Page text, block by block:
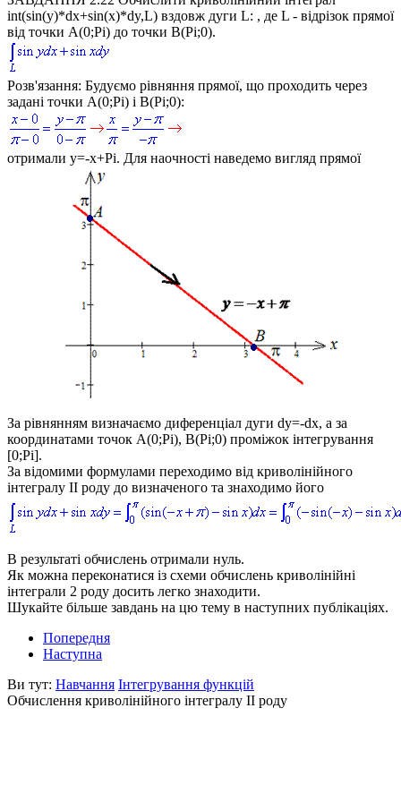
int(sin(y)*dx+sin(x)*dy,L) вздовж дуги L: , де L - відрізок прямої
від точки A(0;Pi) до точки B(Pi;0).
Розв'язання: Будуємо рівняння прямої, що проходить через
задані точки A(0;Pi) і B(Pi;0):
отримали y=-x+Pi. Для наочності наведемо вигляд прямої
За рівнянням визначаємо диференціал дуги dy=-dx, а за
координатами точок A(0;Pi), B(Pi;0) проміжок інтегрування
[0;Pi].
За відомими формулами переходимо від криволінійного
інтегралу ІІ роду до визначеного та знаходимо його
В результаті обчислень отримали нуль.
Як можна переконатися із схеми обчислень криволінійні
інтеграли 2 роду досить легко знаходити.
Шукайте більше завдань на цю тему в наступних публікаціях.
Попередня
Наступна
Ви тут: Навчання Інтегрування функцій
Обчислення криволінійного інтегралу ІІ роду